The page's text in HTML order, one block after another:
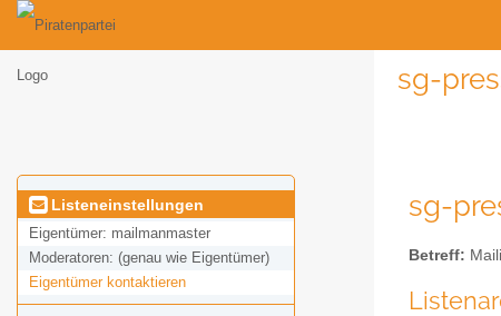
sg-
Listeneinstellungen
Eigentümer: mailmanmaster
Moderatoren: (genau wie Eigentümer)
Eigentümer kontaktieren
sg-
Betreff: